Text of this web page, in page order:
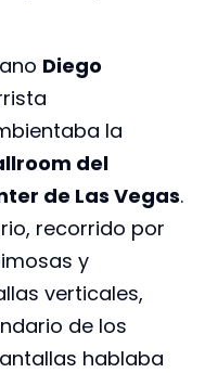
Diego
la
del
de Las Vegas.
recorrido por
y
verticales,
de los
hablaba